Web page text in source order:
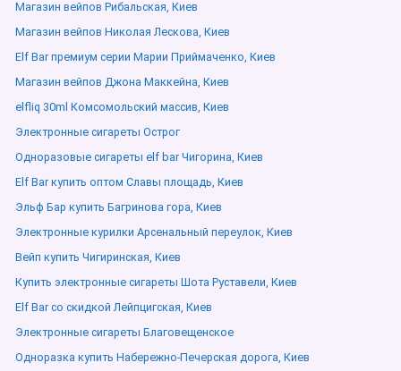
Магазин вейпов Рибальская, Киев
Магазин вейпов Николая Лескова, Киев
Elf Bar премиум серии Марии Приймаченко, Киев
Магазин вейпов Джона Маккейна, Киев
elfliq 30ml Комсомольский массив, Киев
Электронные сигареты Острог
Одноразовые сигареты elf bar Чигорина, Киев
Elf Bar купить оптом Славы площадь, Киев
Эльф Бар купить Багринова гора, Киев
Электронные курилки Арсенальный переулок, Киев
Вейп купить Чигиринская, Киев
Купить электронные сигареты Шота Руставели, Киев
Elf Bar со скидкой Лейпцигская, Киев
Электронные сигареты Благовещенское
Одноразка купить Набережно-Печерская дорога, Киев